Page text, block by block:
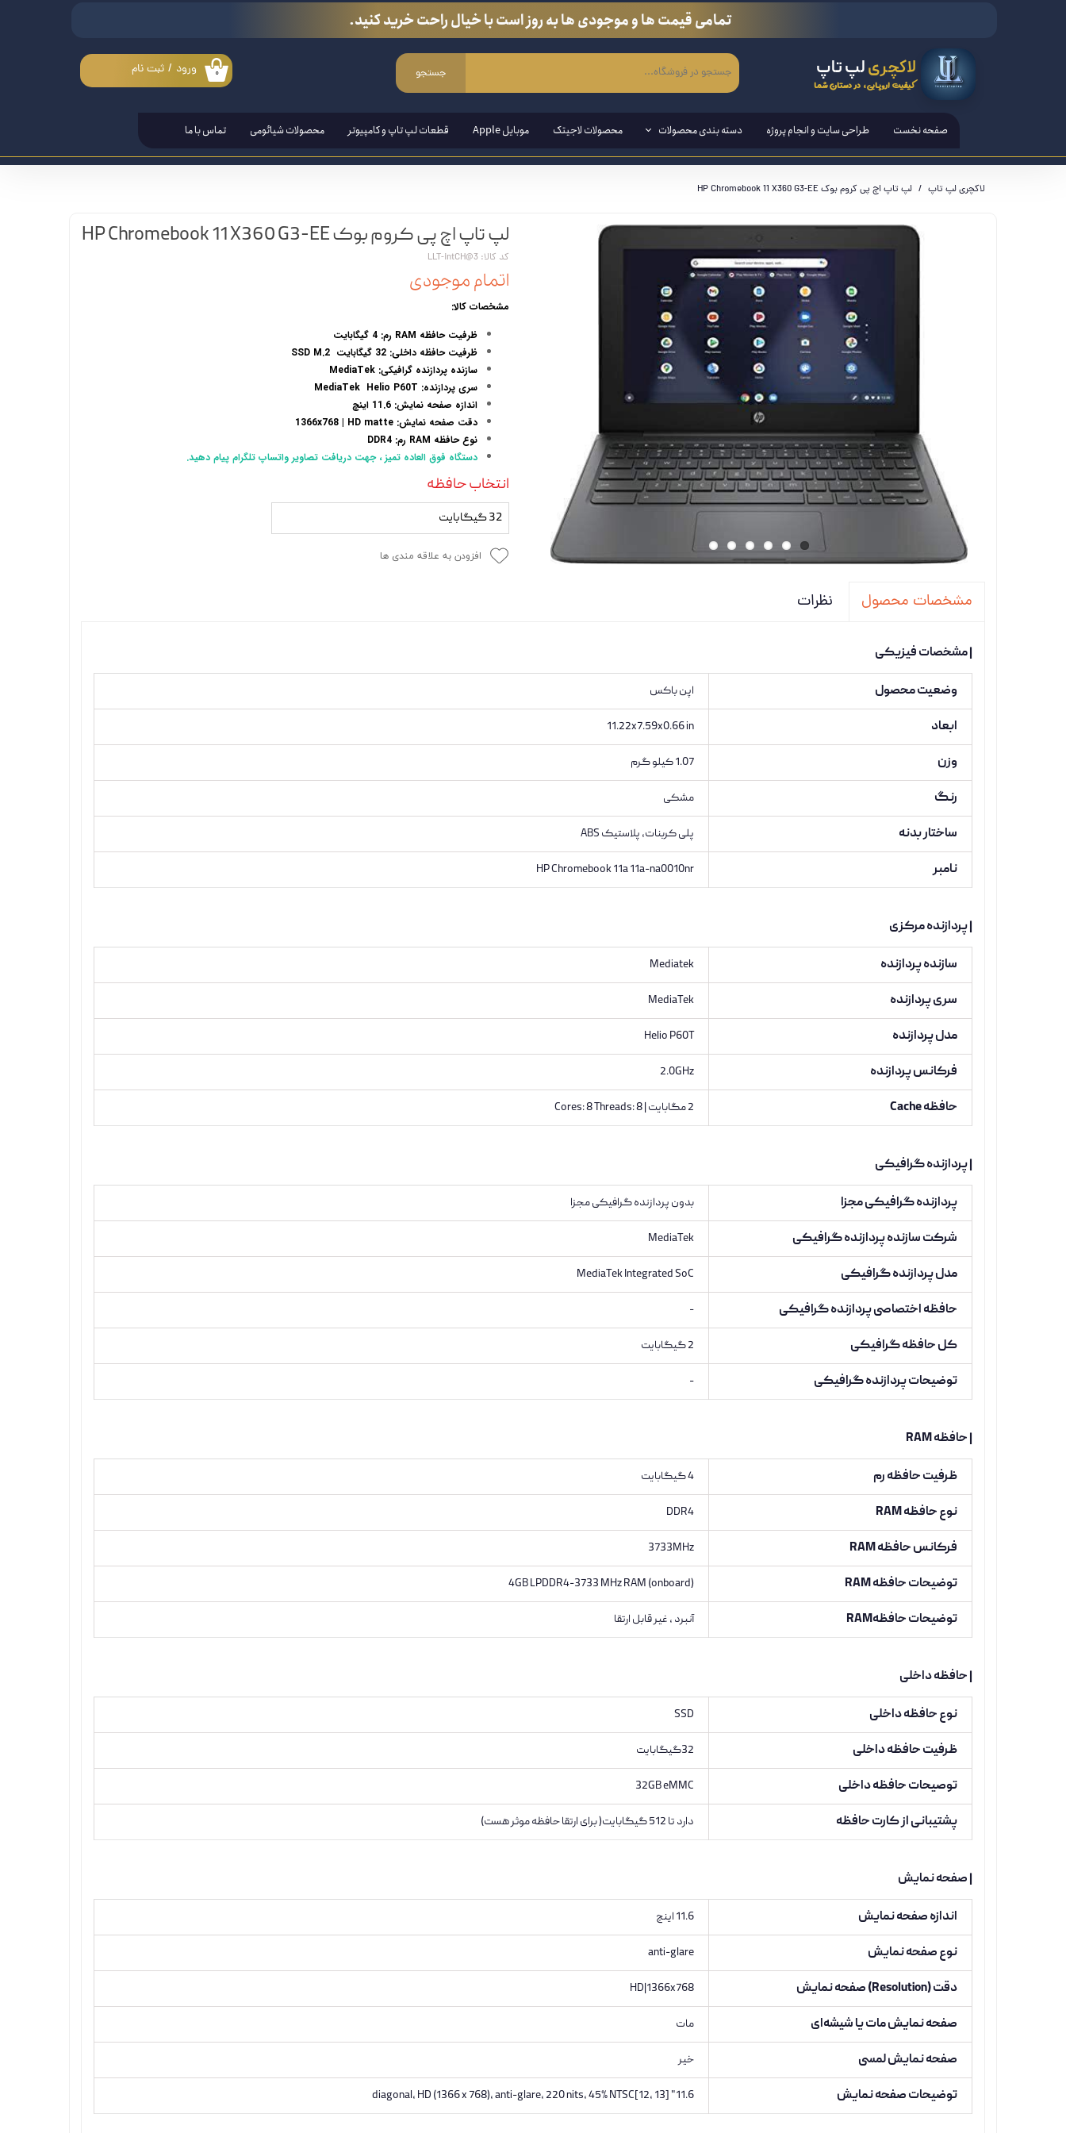
لاکچریلپ تاپ
کیفیت اروپایی، در دستان شما
جستجو ۰ ورود / ثبت نام
تغییر گذر واژه
سفارشات
صفحه نخست طراحی سایت و انجام پروژه دسته بندی محصولات
قلم هوشمند ( قلم مخصوص لپ تاپ و تبلت)
کامپیوتر PC - مانیتور - آل این وان
کنسول بازی
لوازم جانبی
تجهیزات و مودم
دانگل،لوازم خودرویی و محصولات کاربردی
ویدئو پروژکتور
محصولات لاجیتک موبایل Apple قطعات لپ تاپ و کامپیوتر محصولات شیائومی تماس با ما
تمامی قیمت ها و موجودی ها به روز است با خیال راحت خرید کنید.
لاکچری لپ تاپ لپ تاپ اچ پی کروم بوک HP Chromebook 11 X360 G3-EE
لپ تاپ اچ پی کروم بوک HP Chromebook 11 X360 G3-EE
کد کالا: LLT-intCH@3
اتمام موجودی
مشخصات کالا:
ظرفیت حافظه RAM رم: 4 گیگابایت
ظرفیت حافظه داخلی: 32 گیگابایت SSD M.2
سازنده پردازنده گرافیکی: MediaTek
سری پردازنده: MediaTek Helio P60T
اندازه صفحه نمایش: 11.6 اینچ
دقت صفحه نمایش: 1366x768 | HD matte
نوع حافظه RAM رم: DDR4
دستگاه فوق العاده تمیز ، جهت دریافت تصاویر واتساپ تلگرام پیام دهید.
انتخاب حافظه
32 گیگابایت
افزودن به علاقه مندی ها
مشخصات محصول نظرات
| مشخصات فیزیکی
وضعیت محصول اپن باکس
ابعاد 11.22x7.59x0.66 in
وزن 1.07 کیلو گرم
رنگ مشکی
ساختار بدنه پلی کربنات، پلاستیک ABS
نامبر HP Chromebook 11a 11a-na0010nr
| پردازنده مرکزی
سازنده پردازنده Mediatek
سری پردازنده MediaTek
مدل پردازنده Helio P60T
فرکانس پردازنده 2.0GHz
حافظه Cache 2 مگابایت | Cores: 8 Threads: 8
| پردازنده گرافیکی
پردازنده گرافیکی مجزا بدون پردازنده گرافیکی مجزا
شرکت سازنده پردازنده گرافیکی MediaTek
مدل پردازنده گرافیکی MediaTek Integrated SoC
حافظه اختصاصی پردازنده گرافیکی -
کل حافظه گرافیکی 2 گیگابایت
توضیحات پردازنده گرافیکی -
| حافظه RAM
ظرفیت حافظه رم 4 گيگابايت
نوع حافظه RAM DDR4
فرکانس حافظه RAM 3733MHz
توضیحات حافظه RAM 4GB LPDDR4-3733 MHz RAM (onboard)
توضیحات حافظهRAM آنبرد ، غیر قابل ارتقا
| حافظه داخلی
نوع حافظه داخلی SSD
ظرفیت حافظه داخلی 32گیگابایت
توصیحات حافظه داخلی 32GB eMMC
پشتیبانی از کارت حافظه دارد تا 512 گیگابایت( برای ارتقا حافظه موثر هست)
| صفحه نمایش
اندازه صفحه نمایش 11.6 اینچ
نوع صفحه نمایش anti-glare
دقت (Resolution) صفحه نمایش HD|1366x768
صفحه نمایش مات یا شیشه‌ای مات
صفحه نمایش لمسی خیر
توضیحات صفحه نمایش 11.6" diagonal, HD (1366 x 768), anti-glare, 220 nits, 45% NTSC[12, 13]